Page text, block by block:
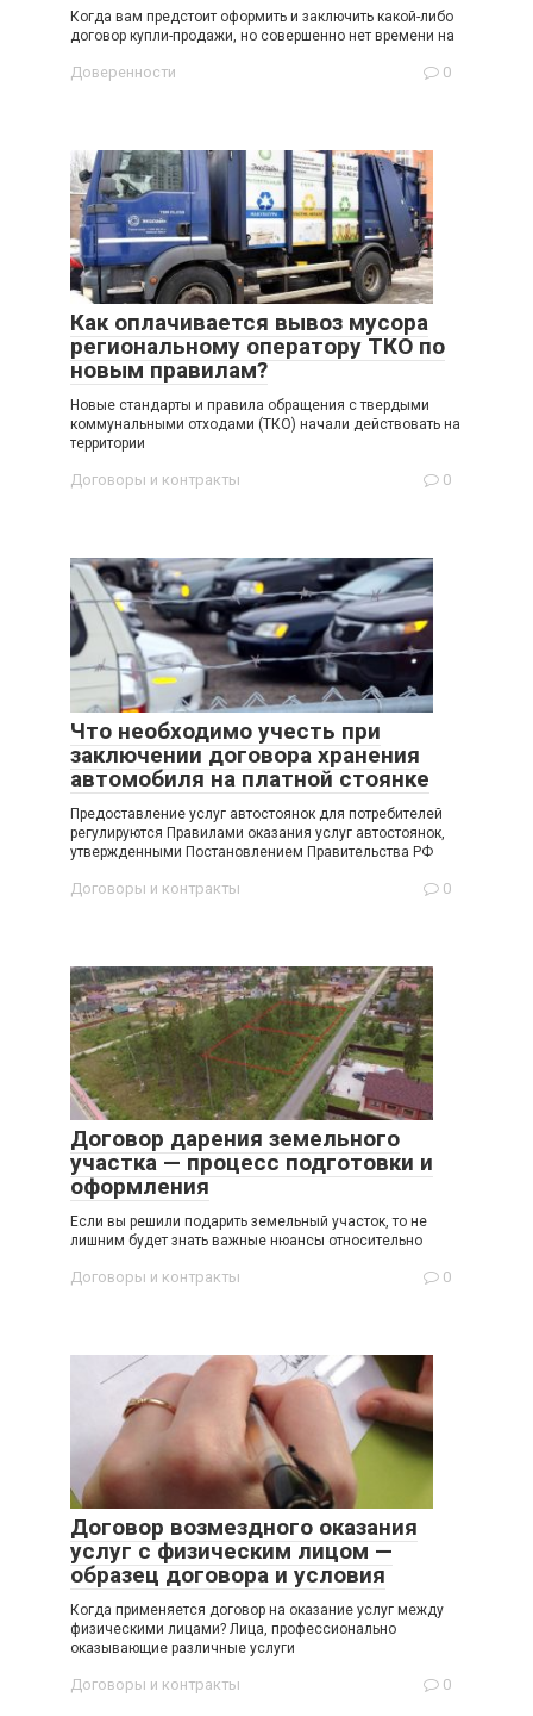
Когда вам предстоит оформить и заключить какой-либо
договор купли-продажи, но совершенно нет времени на
Доверенности 0
Как оплачивается вывоз мусора
региональному оператору ТКО по
новым правилам?
Новые стандарты и правила обращения с твердыми
коммунальными отходами (ТКО) начали действовать на
территории
Договоры и контракты 0
Что необходимо учесть при
заключении договора хранения
автомобиля на платной стоянке
Предоставление услуг автостоянок для потребителей
регулируются Правилами оказания услуг автостоянок,
утвержденными Постановлением Правительства РФ
Договоры и контракты 0
Договор дарения земельного
участка — процесс подготовки и
оформления
Если вы решили подарить земельный участок, то не
лишним будет знать важные нюансы относительно
Договоры и контракты 0
Договор возмездного оказания
услуг с физическим лицом —
образец договора и условия
Когда применяется договор на оказание услуг между
физическими лицами? Лица, профессионально
оказывающие различные услуги
Договоры и контракты 0